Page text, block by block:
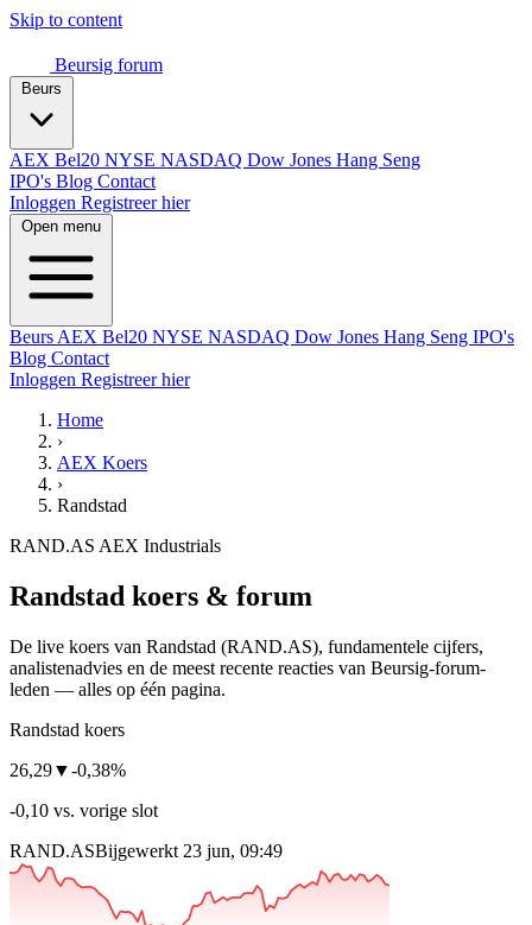
Skip to content
Beursig forum
AEX Bel20 NYSE NASDAQ Dow Jones Hang Seng
IPO's Blog Contact
Inloggen Registreer hier
Open menu
Beurs AEX Bel20 NYSE NASDAQ Dow Jones Hang Seng IPO's
Blog Contact
Inloggen Registreer hier
Home
›
AEX Koers
›
Randstad
RAND.AS AEX Industrials
Randstad koers & forum
De live koers van Randstad (RAND.AS), fundamentele cijfers,
analisten­advies en de meest recente reacties van Beursig-forum-
leden — alles op één pagina.
Randstad koers
26,29▼-0,38%
-0,10 vs. vorige slot
RAND.ASBijgewerkt 23 jun, 09:49